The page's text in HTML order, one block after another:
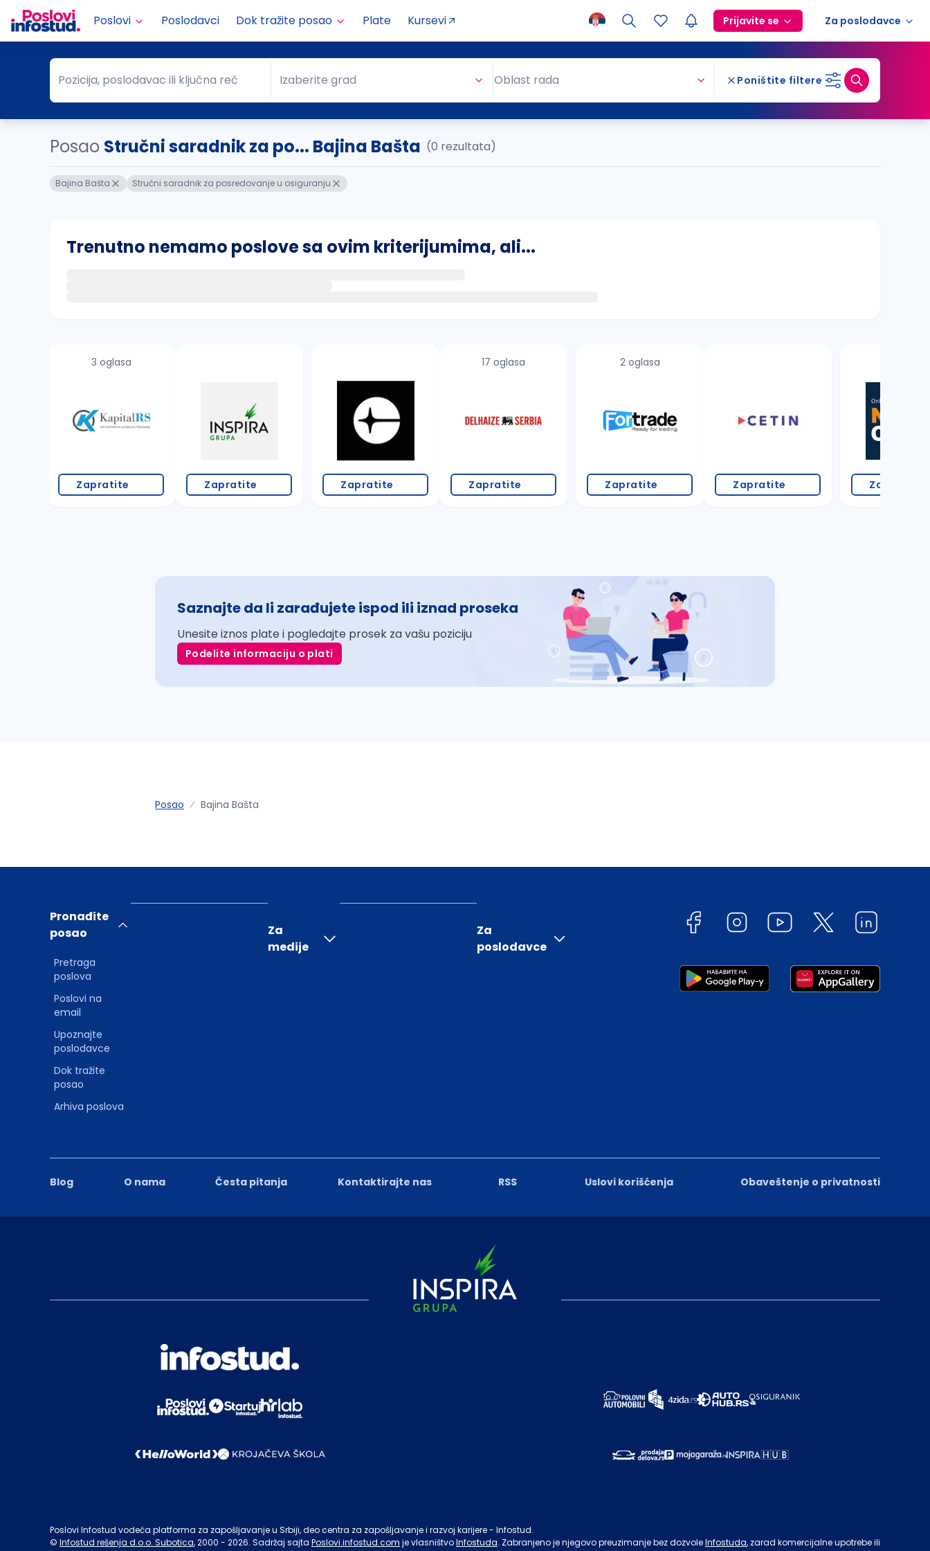
Poslovi Poslodavci Dok tražite posao Plate Kursevi Prijavite se Za poslodavce
Pozicija, poslodavac ili ključna reč
Pozicija, poslodavac ili ključna reč Grad
Izaberite grad Oblast rada Poništite filtere
Posao Stručni saradnik za po... Bajina Bašta (0 rezultata)
Bajina Bašta Stručni saradnik za posredovanje u osiguranju
Trenutno nemamo poslove sa ovim kriterijumima, ali...
proverite pravopisne greške (koristite č, ć, š, đ, ž, dž)
povećajte radijus za odabrani grad
3 oglasa
Zapratite Zapratite Zapratite
17 oglasa
Zapratite
2 oglasa
Zapratite Zapratite Zapratite
Saznajte da li zarađujete ispod ili iznad proseka
Unesite iznos plate i pogledajte prosek za vašu poziciju
Podelite informaciju o plati
Posao Bajina Bašta
Blog O nama Česta pitanja Kontaktirajte nas RSS Uslovi korišćenja Obaveštenje o privatnosti
Pronađite
posao
Pretraga
poslova
Poslovi na
email
Upoznajte
poslodavce
Dok tražite
posao
Arhiva poslova
Za
medije
Za
poslodavce
Poslovi Infostud vodeća platforma za zapošljavanje u Srbiji, deo centra za zapošljavanje i razvoj karijere - Infostud.
© Infostud rešenja d.o.o. Subotica, 2000 - 2026. Sadržaj sajta Poslovi.infostud.com je vlasništvoInfostuda. Zabranjeno je njegovo preuzimanje bez dozvoleInfostuda, zarad komercijalne upotrebe ili